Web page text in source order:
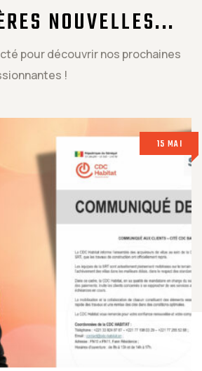
NOUVELLES...
pour découvrir nos prochaines
!
15 MAI